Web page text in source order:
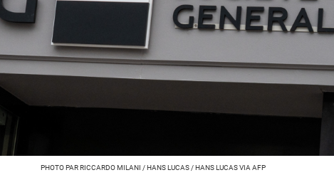
PHOTO PAR RICCARDO MILANI / HANS LUCAS / HANS LUCAS VIA AFP